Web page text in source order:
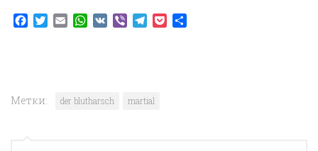
Facebook
TwitterEmailWhatsApp
VK ViberTelegram
Pocket
Метки: der blutharsch martial